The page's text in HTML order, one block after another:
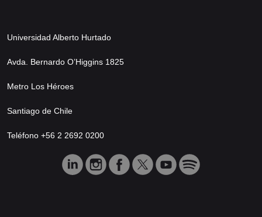
Universidad Alberto Hurtado
Avda. Bernardo O’Higgins 1825
Metro Los Héroes
Santiago de Chile
Teléfono +56 2 2692 0200